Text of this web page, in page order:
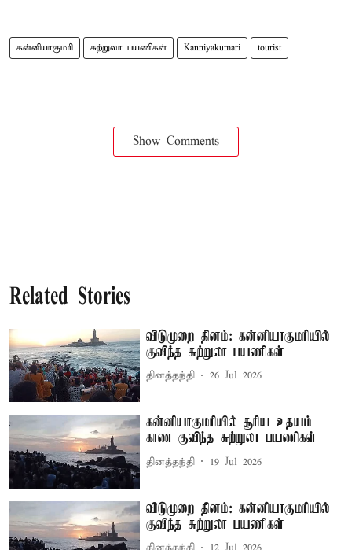
கன்னியாகுமரி சுற்றுலா பயணிகள் Kanniyakumari tourist
Show Comments
Related Stories
விடுமுறை தினம்: கன்னியாகுமரியில்
குவிந்த சுற்றுலா பயணிகள்
தினத்தந்தி 26 Jul 2026
கன்னியாகுமரியில் சூரிய உதயம்
காண குவிந்த சுற்றுலா பயணிகள்
தினத்தந்தி 19 Jul 2026
விடுமுறை தினம்: கன்னியாகுமரியில்
குவிந்த சுற்றுலா பயணிகள்